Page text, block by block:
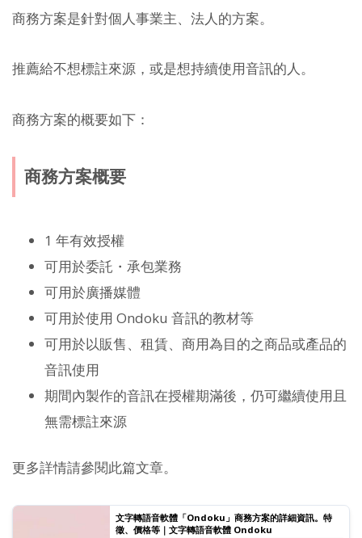
商務方案是針對個人事業主、法人的方案。
推薦給不想標註來源，或是想持續使用音訊的人。
商務方案的概要如下：
商務方案概要
1 年有效授權
可用於委託・承包業務
可用於廣播媒體
可用於使用 Ondoku 音訊的教材等
可用於以販售、租賃、商用為目的之商品或產品的
音訊使用
期間內製作的音訊在授權期滿後，仍可繼續使用且
無需標註來源
更多詳情請參閱此篇文章。
文字轉語音軟體「Ondoku」商務方案的詳細資訊。特
徵、價格等｜文字轉語音軟體 Ondoku